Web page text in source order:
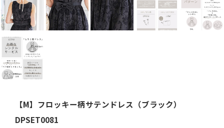
【M】フロッキー柄サテンドレス（ブラック）
DPSET0081